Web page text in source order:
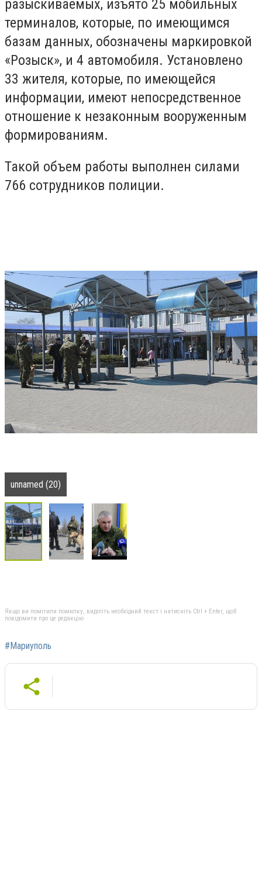
разыскиваемых, изъято 25 мобильных
терминалов, которые, по имеющимся
базам данных, обозначены маркировкой
«Розыск», и 4 автомобиля. Установлено
33 жителя, которые, по имеющейся
информации, имеют непосредственное
отношение к незаконным вооруженным
формированиям.
Такой объем работы выполнен силами
766 сотрудников полиции.
unnamed (20)
Якщо ви помітили помилку, виділіть необхідний текст і натисніть Ctrl + Enter, щоб
повідомити про це редакцію
#Мариуполь